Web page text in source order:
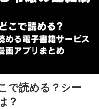
で読める？シー
？